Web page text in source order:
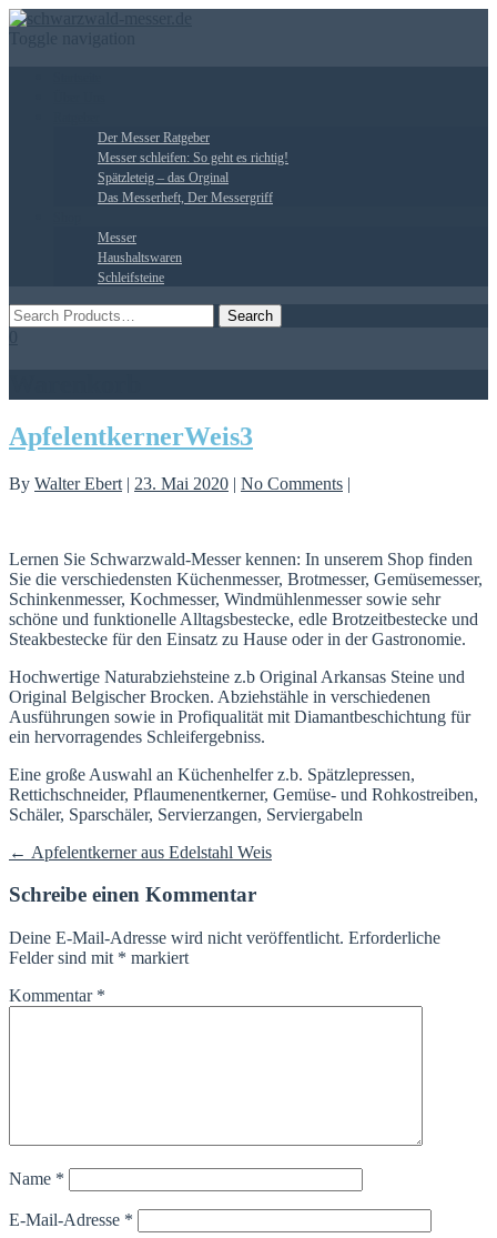
Der Messer Ratgeber
Messer schleifen: So geht es richtig!
Spätzleteig – das Orginal
Das Messerheft, Der Messergriff
Messer
Haushaltswaren
Schleifsteine
ApfelentkernerWeis3
By Walter Ebert | 23. Mai 2020 | No Comments |
Lernen Sie Schwarzwald-Messer kennen: In unserem Shop finden
Sie die verschiedensten Küchenmesser, Brotmesser, Gemüsemesser,
Schinkenmesser, Kochmesser, Windmühlenmesser sowie sehr
schöne und funktionelle Alltagsbestecke, edle Brotzeitbestecke und
Steakbestecke für den Einsatz zu Hause oder in der Gastronomie.
Hochwertige Naturabziehsteine z.b Original Arkansas Steine und
Original Belgischer Brocken. Abziehstähle in verschiedenen
Ausführungen sowie in Profiqualität mit Diamantbeschichtung für
ein hervorragendes Schleifergebniss.
Eine große Auswahl an Küchenhelfer z.b. Spätzlepressen,
Rettichschneider, Pflaumenentkerner, Gemüse- und Rohkostreiben,
Schäler, Sparschäler, Servierzangen, Serviergabeln
Beitragsnavigation
← Apfelentkerner aus Edelstahl Weis
Schreibe einen Kommentar
Deine E-Mail-Adresse wird nicht veröffentlicht. Erforderliche
Felder sind mit * markiert
Kommentar *
Name *
E-Mail-Adresse *